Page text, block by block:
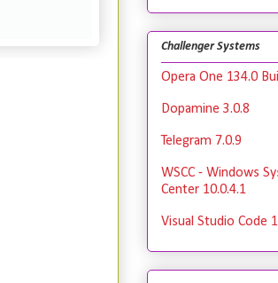
Challenger Systems
Opera One 134.0
Dopamine 3.0.8
Telegram 7.0.9
WSCC - Windows
Center 10.0.4.1
Visual Studio Code